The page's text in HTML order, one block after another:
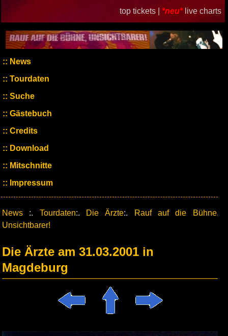
top tickets | *neu* live charts
News
Tourdaten
Suche
Gästebuch
Credits
Download
Mitschnitte
Impressum
News :. Tourdaten:. Die Ärzte:.
Rauf auf die Bühne,
Unsichtbarer!
Die Ärzte am 31.03.2001 in
Magdeburg